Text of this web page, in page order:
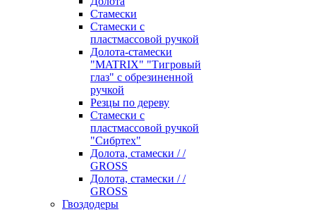
Стамески
Стамески с
пластмассовой ручкой
Долота-стамески
"MATRIX" "Тигровый
глаз" с обрезиненной
ручкой
Резцы по дереву
Стамески с
пластмассовой ручкой
"Сибртех"
Долота, стамески / /
GROSS
Долота, стамески / /
GROSS
Гвоздодеры